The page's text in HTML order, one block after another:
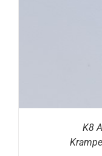
K8